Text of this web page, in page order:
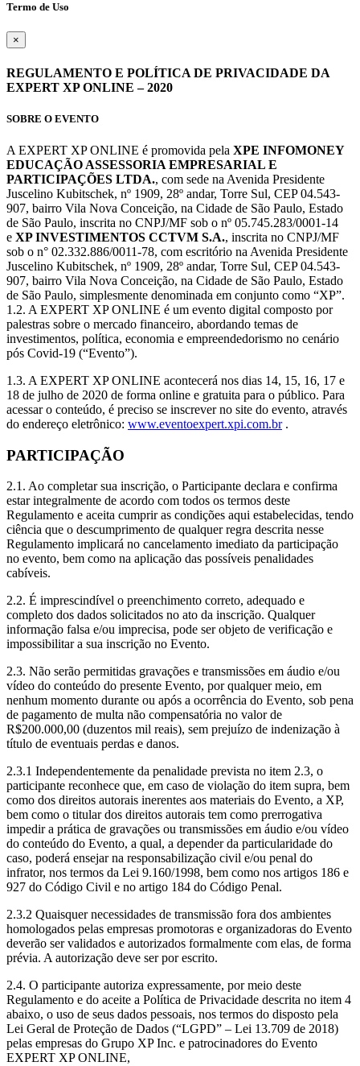
Termo de Uso
×
REGULAMENTO E POLÍTICA DE PRIVACIDADE DA
EXPERT XP ONLINE – 2020
SOBRE O EVENTO
A EXPERT XP ONLINE é promovida pela XPE INFOMONEY
EDUCAÇÃO ASSESSORIA EMPRESARIAL E
PARTICIPAÇÕES LTDA., com sede na Avenida Presidente
Juscelino Kubitschek, nº 1909, 28º andar, Torre Sul, CEP 04.543-
907, bairro Vila Nova Conceição, na Cidade de São Paulo, Estado
de São Paulo, inscrita no CNPJ/MF sob o nº 05.745.283/0001-14
e XP INVESTIMENTOS CCTVM S.A., inscrita no CNPJ/MF
sob o n° 02.332.886/0011-78, com escritório na Avenida Presidente
Juscelino Kubitschek, nº 1909, 28º andar, Torre Sul, CEP 04.543-
907, bairro Vila Nova Conceição, na Cidade de São Paulo, Estado
de São Paulo, simplesmente denominada em conjunto como “XP”.
1.2. A EXPERT XP ONLINE é um evento digital composto por
palestras sobre o mercado financeiro, abordando temas de
investimentos, política, economia e empreendedorismo no cenário
pós Covid-19 (“Evento”).
1.3. A EXPERT XP ONLINE acontecerá nos dias 14, 15, 16, 17 e
18 de julho de 2020 de forma online e gratuita para o público. Para
acessar o conteúdo, é preciso se inscrever no site do evento, através
do endereço eletrônico: www.eventoexpert.xpi.com.br.
PARTICIPAÇÃO
2.1. Ao completar sua inscrição, o Participante declara e confirma
estar integralmente de acordo com todos os termos deste
Regulamento e aceita cumprir as condições aqui estabelecidas, tendo
ciência que o descumprimento de qualquer regra descrita nesse
Regulamento implicará no cancelamento imediato da participação
no evento, bem como na aplicação das possíveis penalidades
cabíveis.
2.2. É imprescindível o preenchimento correto, adequado e
completo dos dados solicitados no ato da inscrição. Qualquer
informação falsa e/ou imprecisa, pode ser objeto de verificação e
impossibilitar a sua inscrição no Evento.
2.3. Não serão permitidas gravações e transmissões em áudio e/ou
vídeo do conteúdo do presente Evento, por qualquer meio, em
nenhum momento durante ou após a ocorrência do Evento, sob pena
de pagamento de multa não compensatória no valor de
R$200.000,00 (duzentos mil reais), sem prejuízo de indenização à
título de eventuais perdas e danos.
2.3.1 Independentemente da penalidade prevista no item 2.3, o
participante reconhece que, em caso de violação do item supra, bem
como dos direitos autorais inerentes aos materiais do Evento, a XP,
bem como o titular dos direitos autorais tem como prerrogativa
impedir a prática de gravações ou transmissões em áudio e/ou vídeo
do conteúdo do Evento, a qual, a depender da particularidade do
caso, poderá ensejar na responsabilização civil e/ou penal do
infrator, nos termos da Lei 9.160/1998, bem como nos artigos 186 e
927 do Código Civil e no artigo 184 do Código Penal.
2.3.2 Quaisquer necessidades de transmissão fora dos ambientes
homologados pelas empresas promotoras e organizadoras do Evento
deverão ser validados e autorizados formalmente com elas, de forma
prévia. A autorização deve ser por escrito.
2.4. O participante autoriza expressamente, por meio deste
Regulamento e do aceite a Política de Privacidade descrita no item 4
abaixo, o uso de seus dados pessoais, nos termos do disposto pela
Lei Geral de Proteção de Dados (“LGPD” – Lei 13.709 de 2018)
pelas empresas do Grupo XP Inc. e patrocinadores do Evento
EXPERT XP ONLINE,